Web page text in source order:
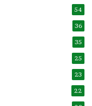
54
36
35
25
23
22